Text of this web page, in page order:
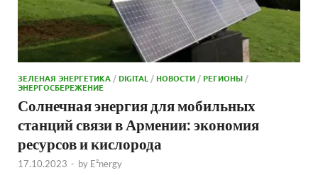
ЗЕЛЕНАЯ ЭНЕРГЕТИКА /DIGITAL /НОВОСТИ /РЕГИОНЫ /
ЭНЕРГОСБЕРЕЖЕНИЕ
Солнечная энергия для мобильных
станций связи в Армении: экономия
ресурсов и кислорода
17.10.2023 - by E²nergy